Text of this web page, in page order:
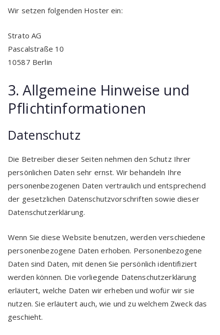
Wir setzen folgenden Hoster ein:
Strato AG
Pascalstraße 10
10587 Berlin
3. Allgemeine Hinweise und
Pflicht­informationen
Datenschutz
Die Betreiber dieser Seiten nehmen den Schutz Ihrer
persönlichen Daten sehr ernst. Wir behandeln Ihre
personenbezogenen Daten vertraulich und entsprechend
der gesetzlichen Datenschutzvorschriften sowie dieser
Datenschutzerklärung.
Wenn Sie diese Website benutzen, werden verschiedene
personenbezogene Daten erhoben. Personenbezogene
Daten sind Daten, mit denen Sie persönlich identifiziert
werden können. Die vorliegende Datenschutzerklärung
erläutert, welche Daten wir erheben und wofür wir sie
nutzen. Sie erläutert auch, wie und zu welchem Zweck das
geschieht.